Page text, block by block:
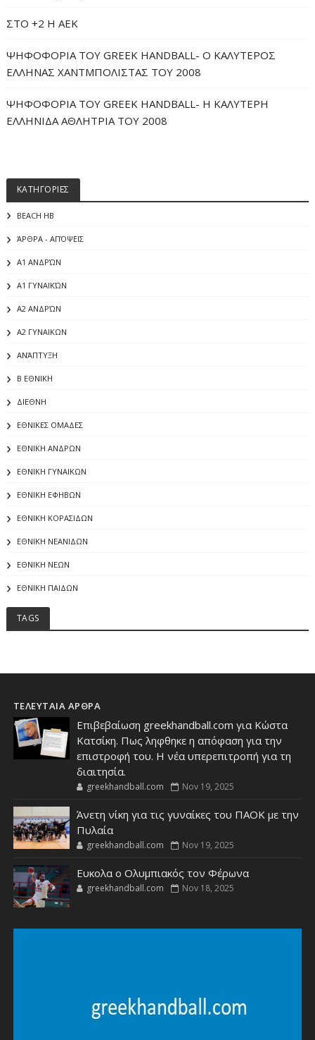
ΣΤΟ +2 Η ΑΕΚ
ΨΗΦΟΦΟΡΙΑ ΤΟΥ GREEK HANDBALL- O ΚΑΛΥΤΕΡΟΣ
ΕΛΛΗΝΑΣ ΧΑΝΤΜΠΟΛΙΣΤΑΣ ΤΟΥ 2008
ΨΗΦΟΦΟΡΙΑ ΤΟΥ GREEK HANDBALL- H ΚΑΛΥΤΕΡΗ
ΕΛΛΗΝΙΔΑ ΑΘΛΗΤΡΙΑ ΤΟΥ 2008
ΚΑΤΗΓΟΡΙΕΣ
BEACH HB
ΆΡΘΡΑ - ΑΠΌΨΕΙΣ
Α1 ΑΝΔΡΏΝ
Α1 ΓΥΝΑΙΚΏΝ
Α2 ΑΝΔΡΏΝ
Α2 ΓΥΝΑΙΚΩΝ
ΑΝΆΠΤΥΞΗ
Β ΕΘΝΙΚΗ
ΔΙΕΘΝΗ
ΕΘΝΙΚΕΣ ΟΜΑΔΕΣ
ΕΘΝΙΚΗ ΑΝΔΡΩΝ
ΕΘΝΙΚΗ ΓΥΝΑΙΚΩΝ
ΕΘΝΙΚΗ ΕΦΗΒΩΝ
ΕΘΝΙΚΗ ΚΟΡΑΣΙΔΩΝ
ΕΘΝΙΚΗ ΝΕΑΝΙΔΩΝ
ΕΘΝΙΚΗ ΝΕΩΝ
ΕΘΝΙΚΗ ΠΑΙΔΩΝ
TAGS
ΤΕΛΕΥΤΑΙΑ ΑΡΘΡΑ
Επιβεβαίωση greekhandball.com για Κώστα
Κατσίκη. Πως ληφθηκε η απόφαση για την
επιστροφή του. Η νέα υπερεπιτροπή για τη
διαιτησία.
greekhandball.com Nov 19, 2025
Άνετη νίκη για τις γυναίκες του ΠΑΟΚ με την
Πυλαία
greekhandball.com Nov 19, 2025
Ευκολα ο Ολυμπιακός τον Φέρωνα
greekhandball.com Nov 18, 2025